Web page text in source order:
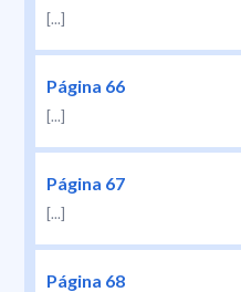
[...]
Página 66
[...]
Página 67
[...]
Página 68